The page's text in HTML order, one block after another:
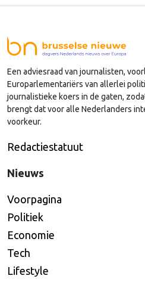
Nederlandse regio’s
lobby in Brussel, en dat
Continued
Een adviesraad van journalisten,
Europarlementariërs van allerlei
journalistieke koers in de gaten,
brengt dat voor alle Nederlanders
voorkeur.
Redactiestatuut
Nieuws
Voorpagina
Politiek
Economie
Tech
Lifestyle